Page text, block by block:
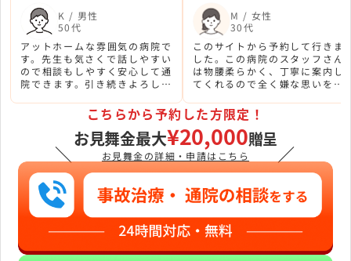
K / 男性
50代
アットホームな雰囲気の病院で
す。先生も気さくで話しやすい
ので相談もしやすく安心して通
院できます。引き続きよろしく
M / 女性
30代
このサイトから予約して行きま
した。この病院のスタッフさん
は物腰柔らかく、丁寧に案内し
てくれるので全く嫌な思いをし
いました。
＼
こちらから予約した方限定！
お見舞金最大¥20,000贈呈
お見舞金の詳細・申請はこちら ／